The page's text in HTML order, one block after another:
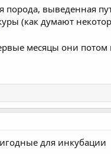
порода, выведенная
(как думают
месяцы они
для инкубации